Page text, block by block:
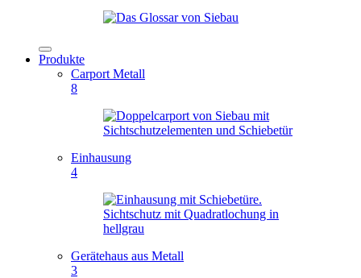
Produkte
Carport Metall
8
Einhausung
4
Gerätehaus aus Metall
3